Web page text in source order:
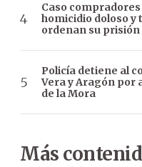
Caso
homicidio doloso y
ordenan su prisión
Policía detiene al
Vera y Aragón por
de la Mora
Más